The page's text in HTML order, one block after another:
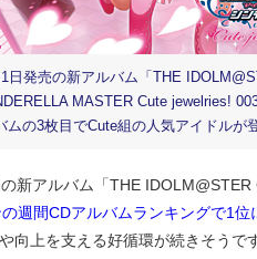
日発売の新アルバム「THE
MASTER Cute jewelries!
ムの3枚目でCute組の人気アイドルが
新アルバム「THE IDOLM@STER
週間CDアルバムランキングで1位
向上を支える好循環が続きそうです